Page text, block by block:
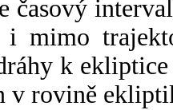
časový
mimo
k
v rovině